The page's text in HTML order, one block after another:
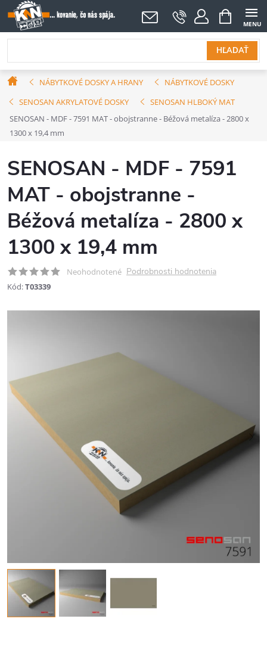
Prejsť
na
obsah
HĽADAŤ
NÁKUPNÝ
KOŠÍK
DomovNÁBYTKOVÉ DOSKY A HRANY
NÁBYTKOVÉ DOSKY
SENOSAN AKRYLATOVÉ DOSKY
SENOSAN HLBOKÝ MAT
SENOSAN - MDF - 7591 MAT - obojstranne - Béžová metalíza - 2800 x
1300 x 19,4 mm
SENOSAN - MDF - 7591
MAT - obojstranne -
Béžová metalíza - 2800 x
1300 x 19,4 mm
Neohodnotené Podrobnosti hodnotenia
Kód:T03339